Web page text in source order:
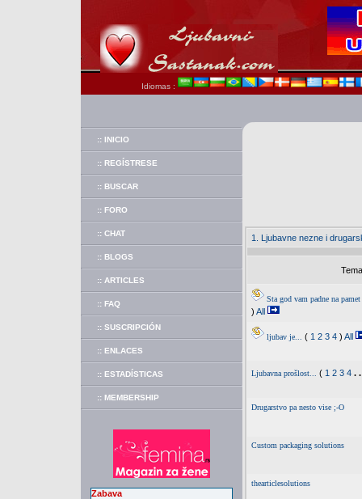
Idiomas :
:: INICIO
:: REGÍSTRESE
:: BUSCAR
:: FORO
:: CHAT
:: BLOGS
:: ARTICLES
:: FAQ
:: SUSCRIPCIÓN
:: ENLACES
:: ESTADÍSTICAS
:: MEMBERSHIP
Zabava
1. Ljubavne nezne i
Sta god vam padne na
) All
ljubav je... ( 1 2 3 4 ) All
Ljubavna prošlost... ( 1 2 3 4 .
Drugarstvo pa nesto vise ;-O
Custom packaging solutions
thearticlesolutions